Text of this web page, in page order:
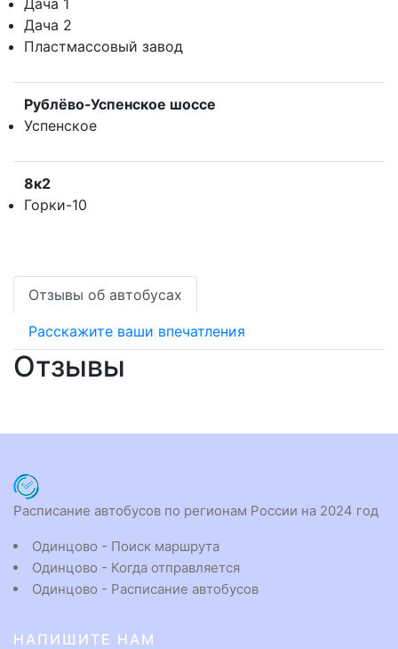
Дача 1
Дача 2
Пластмассовый завод
Рублёво-Успенское шоссе
Успенское
8к2
Горки-10
Отзывы об автобусах
Расскажите ваши впечатления
Отзывы
Расписание автобусов по регионам России на 2024 год
Одинцово - Поиск маршрута
Одинцово - Когда отправляется
Одинцово - Расписание автобусов
НАПИШИТЕ НАМ